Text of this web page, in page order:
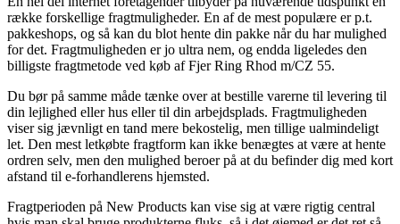
række forskellige fragtmuligheder. En af de mest populære er p.t.
pakkeshops, og så kan du blot hente din pakke når du har mulighed
for det. Fragtmuligheden er jo ultra nem, og endda ligeledes den
billigste fragtmetode ved køb af Fjer Ring Rhod m/CZ 55.
Du bør på samme måde tænke over at bestille varerne til levering til
din lejlighed eller hus eller til din arbejdsplads. Fragtmuligheden
viser sig jævnligt en tand mere bekostelig, men tillige ualmindeligt
let. Den mest letkøbte fragtform kan ikke benægtes at være at hente
ordren selv, men den mulighed beroer på at du befinder dig med kort
afstand til e-forhandlerens hjemsted.
Fragtperioden på New Products kan vise sig at være rigtig central